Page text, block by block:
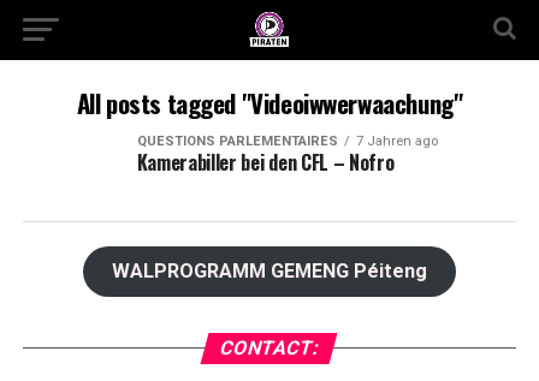
All posts tagged "Videoiwwerwaachung"
QUESTIONS PARLEMENTAIRES 7 Jahren ago
Kamerabiller bei den CFL – Nofro
WALPROGRAMM GEMENG Péiteng
CONTACT: